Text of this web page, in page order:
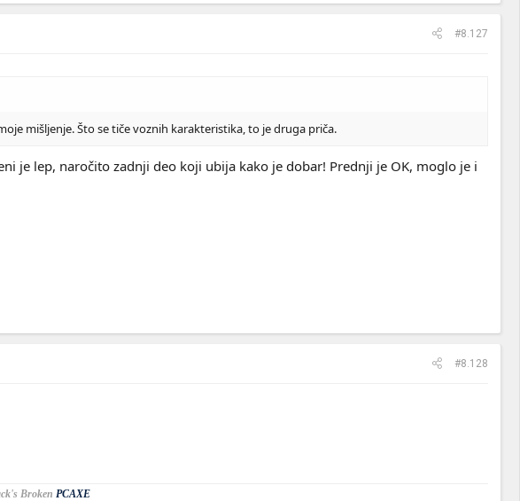
#8.127
mišljenje. Što se tiče voznih karakteristika, to je druga priča.
je lep, naročito zadnji deo koji ubija kako je dobar! Prednji je OK, moglo je i
#8.128
Broken PCAXE